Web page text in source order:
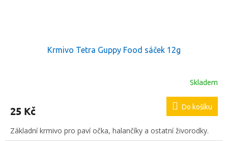
Krmivo Tetra Guppy Food sáček 12g
Skladem
25 Kč Do košíku
Základní krmivo pro paví očka, halančíky a ostatní živorodky.